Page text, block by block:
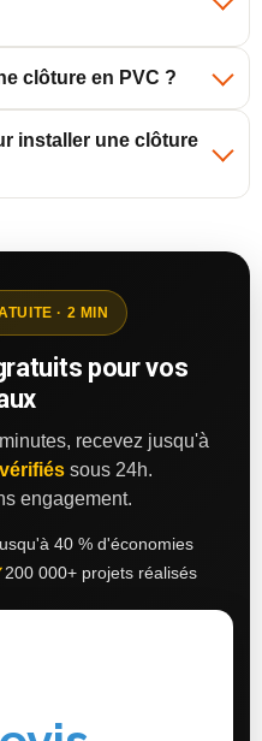
clôture en PVC ?
installer une clôture
· 2 MIN
pour vos
recevez jusqu'à
sous 24h.
engagement.
40 % d'économies
200 000+ projets réalisés